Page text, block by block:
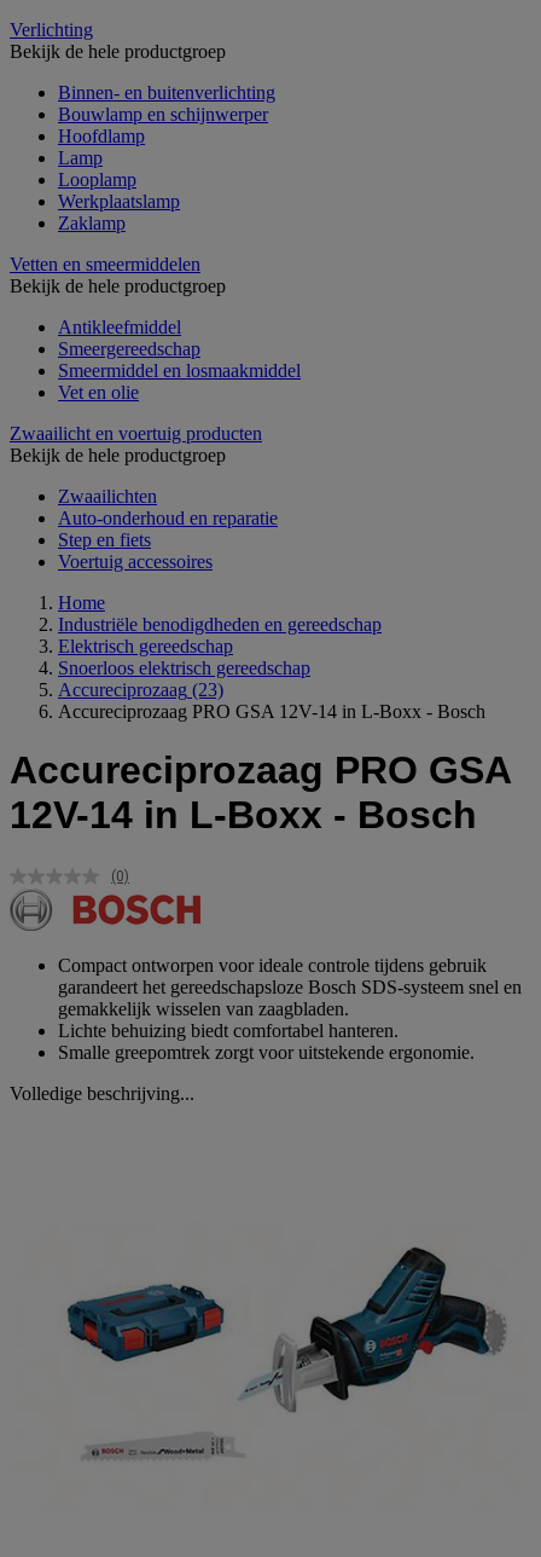
Verlichting
Bekijk de hele productgroep
Binnen- en buitenverlichting
Bouwlamp en schijnwerper
Hoofdlamp
Lamp
Looplamp
Werkplaatslamp
Zaklamp
Vetten en smeermiddelen
Bekijk de hele productgroep
Antikleefmiddel
Smeergereedschap
Smeermiddel en losmaakmiddel
Vet en olie
Zwaailicht en voertuig producten
Bekijk de hele productgroep
Zwaailichten
Auto-onderhoud en reparatie
Step en fiets
Voertuig accessoires
Home
Industriële benodigdheden en gereedschap
Elektrisch gereedschap
Snoerloos elektrisch gereedschap
Accureciprozaag (23)
Accureciprozaag PRO GSA 12V-14 in L-Boxx - Bosch
Accureciprozaag PRO GSA
12V-14 in L-Boxx - Bosch
Geen
scorewaarde.
Dezelfde
(0)
Compact ontworpen voor ideale controle tijdens gebruik
garandeert het gereedschapsloze Bosch SDS-systeem snel en
gemakkelijk wisselen van zaagbladen.
Lichte behuizing biedt comfortabel hanteren.
Smalle greepomtrek zorgt voor uitstekende ergonomie.
Volledige beschrijving...